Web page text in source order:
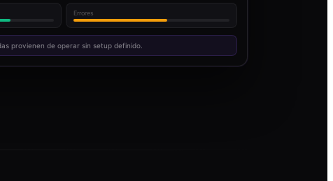
Errores
provienen de operar sin setup definido.